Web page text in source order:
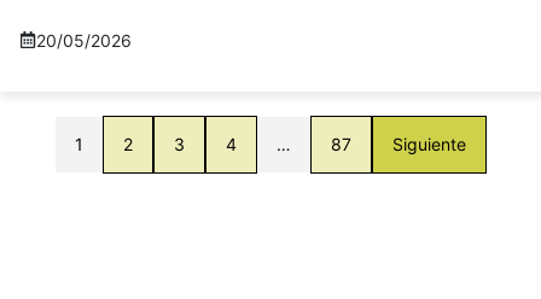
20/05/2026
1 2 3 4 … 87 Siguiente